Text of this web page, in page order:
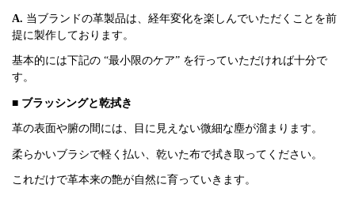
A. 当ブランドの革製品は、経年変化を楽しんでいただくことを前
提に製作しております。
基本的には下記の “最小限のケア” を行っていただければ十分で
す。
■ ブラッシングと乾拭き
革の表面や腑の間には、目に見えない微細な塵が溜まります。
柔らかいブラシで軽く払い、乾いた布で拭き取ってください。
これだけで革本来の艶が自然に育っていきます。